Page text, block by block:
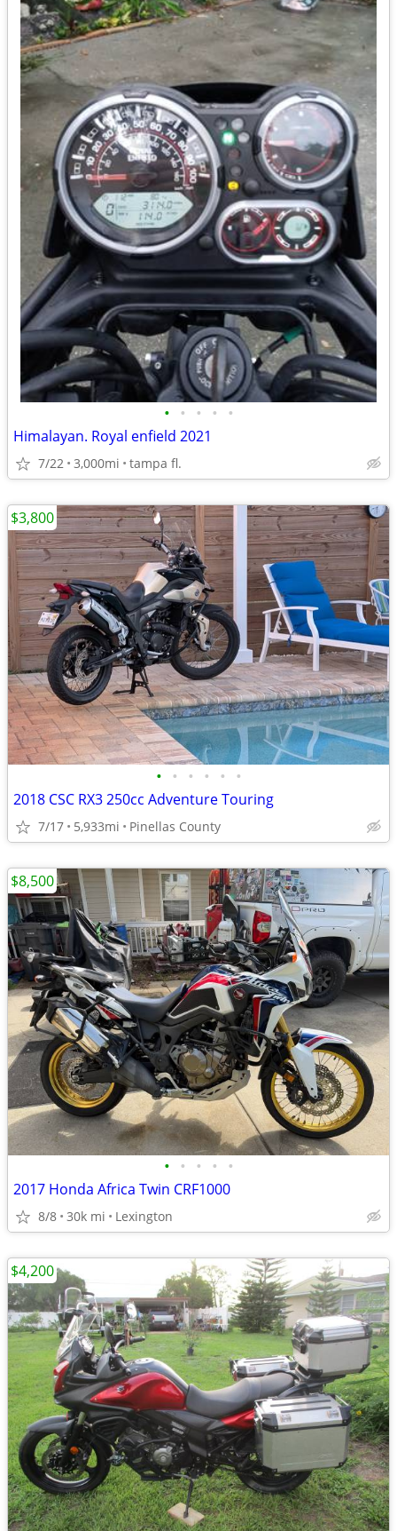
• • • • •
Himalayan. Royal enfield 2021
7/22 3,000mi tampa fl.
• • • • • •
2018 CSC RX3 250cc Adventure Touring
7/17 5,933mi Pinellas County
$3,800
• • • • •
2017 Honda Africa Twin CRF1000
8/8 30k mi Lexington
$8,500
$4,200